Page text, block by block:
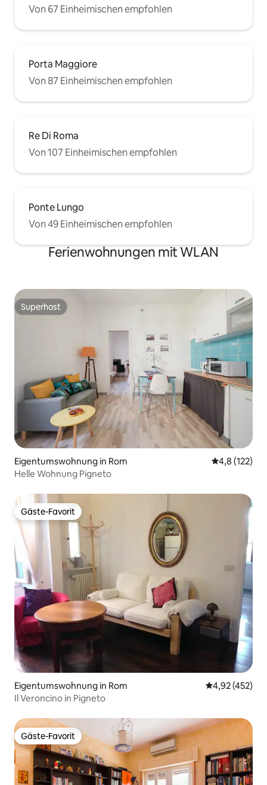
Von 67 Einheimischen empfohlen
Porta Maggiore
Von 87 Einheimischen empfohlen
Re Di Roma
Von 107 Einheimischen empfohlen
Ponte Lungo
Von 49 Einheimischen empfohlen
Ferienwohnungen mit WLAN
Superhost
Superhost
Eigentumswohnung in Rom
4,8 (122)
Helle Wohnung Pigneto
Gäste-Favorit
Gäste-Favorit
Eigentumswohnung in Rom
4,92 (452)
Il Veroncino in Pigneto
Gäste-Favorit
Gäste-Favorit